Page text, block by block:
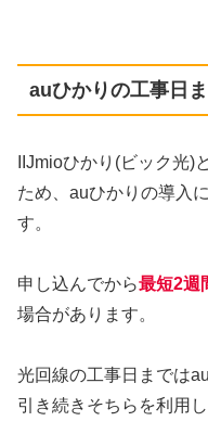
auひかりの工事日
IIJmioひかり(ビック光)
ため、auひかりの導入
す。
申し込んでから最短2週
場合があります。
光回線の工事日までは
引き続きそちらを利用し